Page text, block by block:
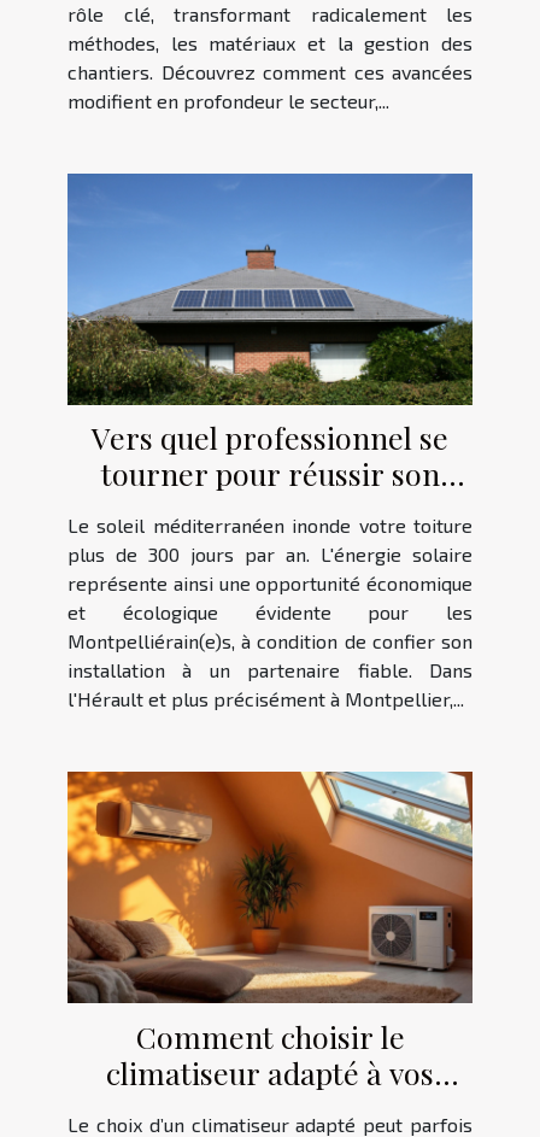
rôle clé, transformant radicalement les
méthodes, les matériaux et la gestion des
chantiers. Découvrez comment ces avancées
modifient en profondeur le secteur,...
Vers quel professionnel se
tourner pour réussir son
projet photovoltaïque à
Montpellier ?
Le soleil méditerranéen inonde votre toiture
plus de 300 jours par an. L'énergie solaire
représente ainsi une opportunité économique
et écologique évidente pour les
Montpelliérain(e)s, à condition de confier son
installation à un partenaire fiable. Dans
l'Hérault et plus précisément à Montpellier,...
Comment choisir le
climatiseur adapté à vos
besoins et budget ?
Le choix d’un climatiseur adapté peut parfois